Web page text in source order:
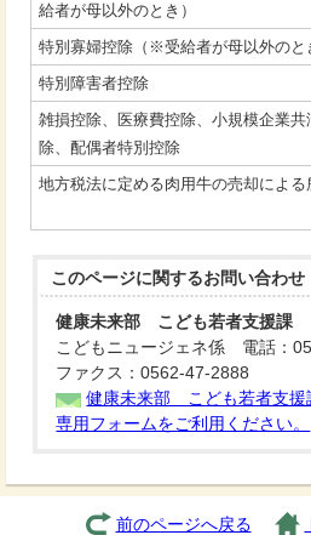
給者が母以外のとき）
特別寡婦控除（※受給者が母以外のと
特別障害者控除
雑損控除、医療費控除、小規模企業共
除、配偶者特別控除
地方税法に定める肉用牛の売却による
このページに関するお問い合わせ
健康未来部 こども若者支援課
こどもニュージェネ係 電話：
ファクス：0562-47-2888
健康未来部 こども若者支援
専用フォームをご利用ください。
前のページへ戻る